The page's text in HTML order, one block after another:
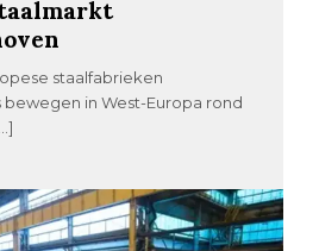
staalfabrieken
in West-Europa rond